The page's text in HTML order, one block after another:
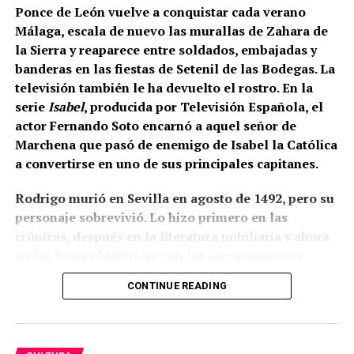
en la iglesia de San Miguel de Morón de la Frontera,
Juan de los Ríos Vallejo incluyó entre sus méritos
profesionales la reja del coro de San Juan de
Marchena, afirmando que en ella había contado con
la ayuda de su padre. También se atribuía una reja
para la capilla mayor de la misma iglesia
marchenera y otra obra destinada al sagrario de la
Casa Grande de San Francisco de Sevilla.
más correcto hablar del taller de los Ríos. Cristóbal
habría transmitido el oficio a sus hijos, mientras
Juan fue adquiriendo progresivamente mayor
una obra de juventud realizada bajo la dirección o
con la colaboración paterna. Los documentos
los pagos finales con sus herederos; el expediente
Ponce de León vuelve a conquistar cada verano
Málaga, escala de nuevo las murallas de Zahara de
la Sierra y reaparece entre soldados, embajadas y
banderas en las fiestas de Setenil de las Bodegas. La
televisión también le ha devuelto el rostro. En la
serieIsabel, producida por Televisión Española, el
actor Fernando Soto encarnó a aquel señor de
Marchena que pasó de enemigo de Isabel la Católica
a convertirse en uno de sus principales capitanes.
Rodrigo murió en Sevilla en agosto de 1492, pero su
personaje sobrevivió. Lo hizo primero en las
crónicas, después en la literatura nobiliaria y ahora
municipios andaluces reconstruyen su pasado. Como
el Cid, sigue ganando batallas después de muerto,
CONTINUE READING